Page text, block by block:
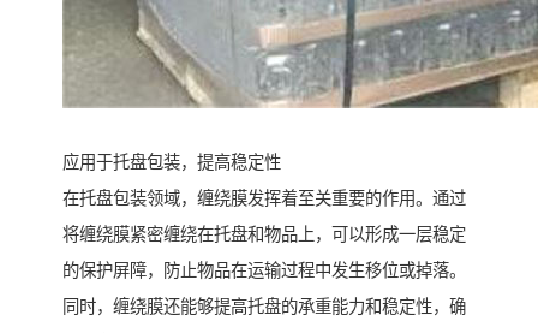
应用于托盘包装，提高稳定性
在托盘包装领域，缠绕膜发挥着至关重要的作用。通过
将缠绕膜紧密缠绕在托盘和物品上，可以形成一层稳定
的保护屏障，防止物品在运输过程中发生移位或掉落。
同时，缠绕膜还能够提高托盘的承重能力和稳定性，确